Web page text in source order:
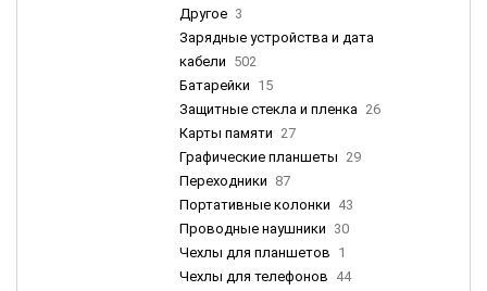
Другое 3
Зарядные устройства и дата
кабели 502
Батарейки 15
Защитные стекла и пленка 26
Карты памяти 27
Графические планшеты 29
Переходники 87
Портативные колонки 43
Проводные наушники 30
Чехлы для планшетов 1
Чехлы для телефонов 44